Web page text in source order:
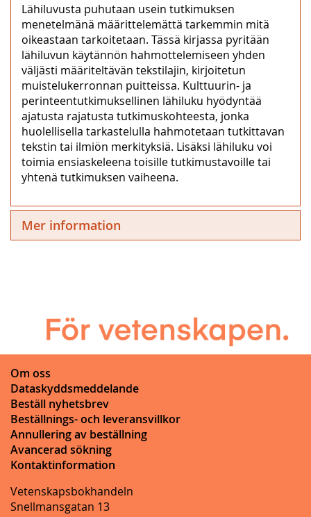
Lähiluvusta puhutaan usein tutkimuksen
menetelmänä määrittelemättä tarkemmin mitä
oikeastaan tarkoitetaan. Tässä kirjassa pyritään
lähiluvun käytännön hahmottelemiseen yhden
väljästi määriteltävän tekstilajin, kirjoitetun
muistelukerronnan puitteissa. Kulttuurin- ja
perinteentutkimuksellinen lähiluku hyödyntää
ajatusta rajatusta tutkimuskohteesta, jonka
huolellisella tarkastelulla hahmotetaan tutkittavan
tekstin tai ilmiön merkityksiä. Lisäksi lähiluku voi
toimia ensiaskeleena toisille tutkimustavoille tai
yhtenä tutkimuksen vaiheena.
Mer information
Om oss
Dataskyddsmeddelande
Beställ nyhetsbrev
Beställnings- och leveransvillkor
Annullering av beställning
Avancerad sökning
Kontaktinformation
Vetenskapsbokhandeln
Snellmansgatan 13